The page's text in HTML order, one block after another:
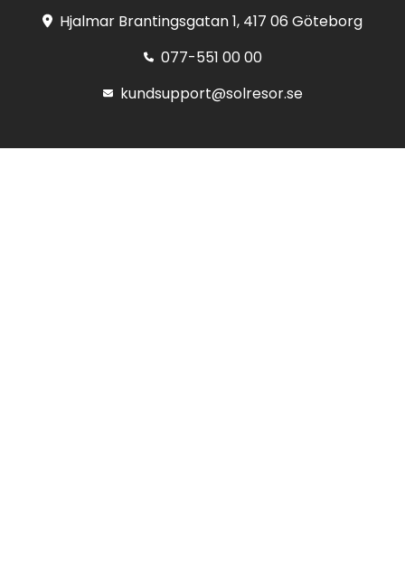
Hjalmar Brantingsgatan 1, 417 06 Göteborg
077-551 00 00
kundsupport@solresor.se